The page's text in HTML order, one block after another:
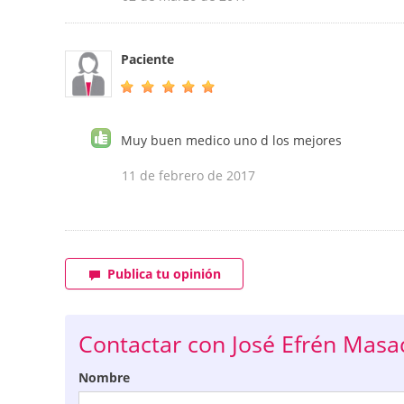
Paciente
Muy buen medico uno d los mejores
11 de febrero de 2017
Publica tu opinión
Contactar con José Efrén
Nombre